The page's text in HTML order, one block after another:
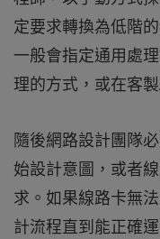
定要求轉換為低階
一般會指定通用處
理的方式，或在客
隨後網路設計團隊
始設計意圖，或者
求。如果線路卡無
計流程直到能正確